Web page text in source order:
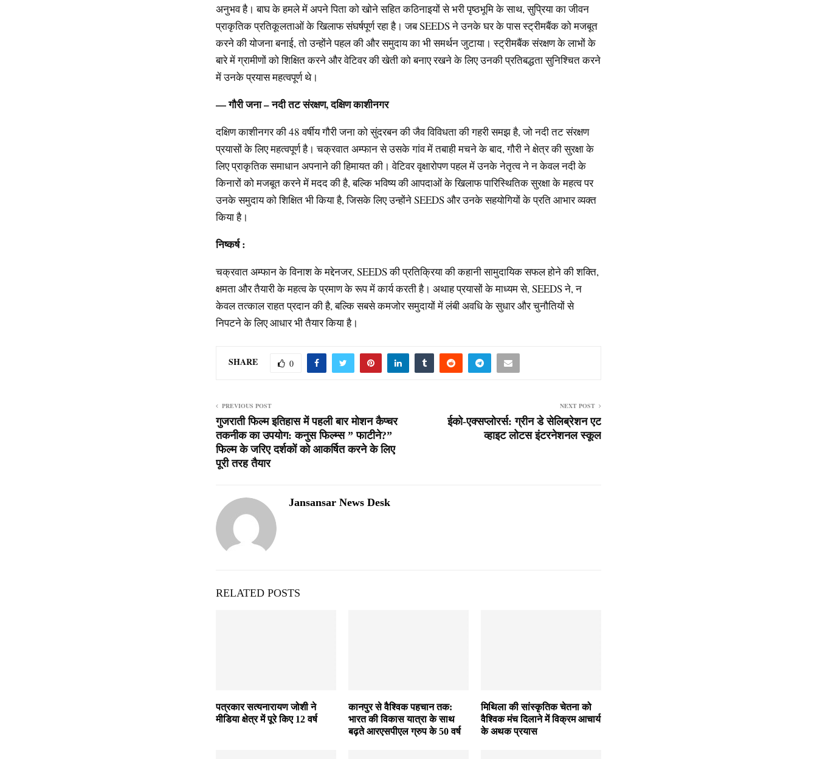
अनुभव है। बाघ के हमले में अपने पिता को खोने सहित कठिनाइयों से भरी पृष्ठभूमि के साथ, सुप्रिया का जीवन
प्राकृतिक प्रतिकूलताओं के खिलाफ संघर्षपूर्ण रहा है। जब SEEDS ने उनके घर के पास स्ट्रीमबैंक को मजबूत
करने की योजना बनाई, तो उन्होंने पहल की और समुदाय का भी समर्थन जुटाया। स्ट्रीमबैंक संरक्षण के लाभों के
बारे में ग्रामीणों को शिक्षित करने और वेटिवर की खेती को बनाए रखने के लिए उनकी प्रतिबद्धता सुनिश्चित करने
में उनके प्रयास महत्वपूर्ण थे।
—गौरीजना–नदीतटसंरक्षण,दक्षिणकाशीनगर
दक्षिण काशीनगर की 48 वर्षीय गौरी जना को सुंदरबन की जैव विविधता की गहरी समझ है, जो नदी तट संरक्षण
प्रयासों के लिए महत्वपूर्ण है। चक्रवात अम्फान से उसके गांव में तबाही मचने के बाद, गौरी ने क्षेत्र की सुरक्षा के
लिए प्राकृतिक समाधान अपनाने की हिमायत की। वेटिवर वृक्षारोपण पहल में उनके नेतृत्व ने न केवल नदी के
किनारों को मजबूत करने में मदद की है, बल्कि भविष्य की आपदाओं के खिलाफ पारिस्थितिक सुरक्षा के महत्व पर
उनके समुदाय को शिक्षित भी किया है, जिसके लिए उन्होंने SEEDS और उनके सहयोगियों के प्रति आभार व्यक्त
किया है।
निष्कर्ष:
चक्रवात अम्फान के विनाश के मद्देनजर, SEEDS की प्रतिक्रिया की कहानी सामुदायिक सफल होने की शक्ति,
क्षमता और तैयारी के महत्व के प्रमाण के रूप में कार्य करती है। अथाह प्रयासों के माध्यम से, SEEDS ने, न
केवल तत्काल राहत प्रदान की है, बल्कि सबसे कमजोर समुदायों में लंबी अवधि के सुधार और चुनौतियों से
निपटने के लिए आधार भी तैयार किया है।
SHARE 0
PREVIOUS POST
गुजराती फिल्म इतिहास में पहली बार मोशन कैप्चर
तकनीक का उपयोग: कनुस फिल्म्स ” फाटीने?”
फिल्म के जरिए दर्शकों को आकर्षित करने के लिए
पूरी तरह तैयार
NEXT POST
ईको-एक्सप्लोरर्स: ग्रीन डे सेलिब्रेशन एट
व्हाइट लोटस इंटरनेशनल स्कूल
Jansansar News Desk
RELATED POSTS
पत्रकार सत्यनारायण जोशी ने
मीडिया क्षेत्र में पूरे किए 12 वर्ष
कानपुर से वैश्विक पहचान तक:
भारत की विकास यात्रा के साथ
बढ़ते आरएसपीएल ग्रुप के 50 वर्ष
मिथिला की सांस्कृतिक चेतना को
वैश्विक मंच दिलाने में विक्रम आचार्य
के अथक प्रयास